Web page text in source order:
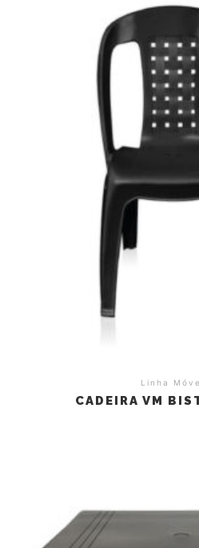
Linha
CADEIRA VM